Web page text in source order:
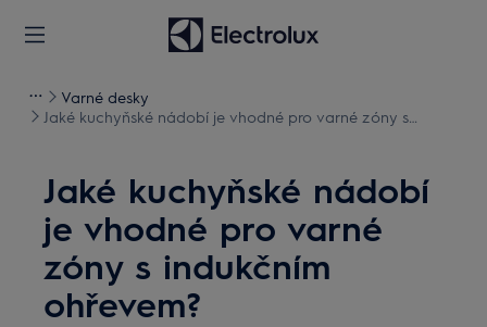
Varné desky
Jaké kuchyňské nádobí je vhodné pro varné zóny s
Jaké kuchyňské nádobí
je vhodné pro varné
zóny s indukčním
ohřevem?